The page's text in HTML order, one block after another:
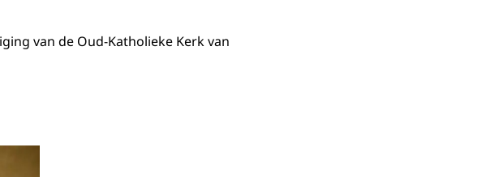
van de Oud-Katholieke Kerk van